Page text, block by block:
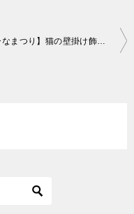
【ひなまつり】猫の壁掛け飾り【カワイイ】